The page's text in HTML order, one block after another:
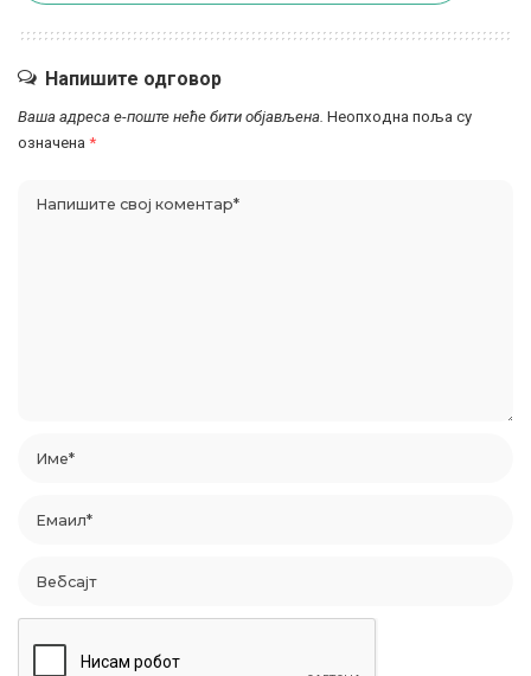
Напишите одговор
Ваша адреса е-поште неће бити објављена. Неопходна поља су
означена *